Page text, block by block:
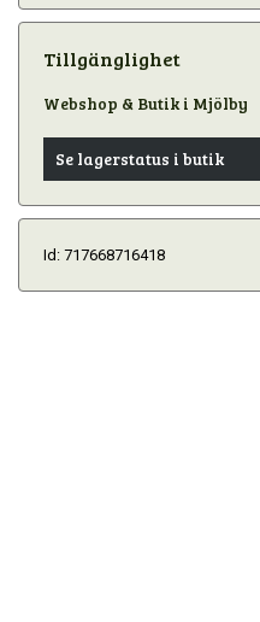
Tillgänglighet
Webshop & Butik i Mjölby
Se lagerstatus i butik
Id: 717668716418